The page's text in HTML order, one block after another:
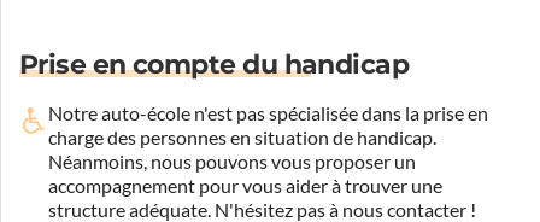
Prise en compte du handicap
Notre auto-école n'est pas spécialisée dans la prise en
charge des personnes en situation de handicap.
Néanmoins, nous pouvons vous proposer un
accompagnement pour vous aider à trouver une
structure adéquate. N'hésitez pas à nous contacter !